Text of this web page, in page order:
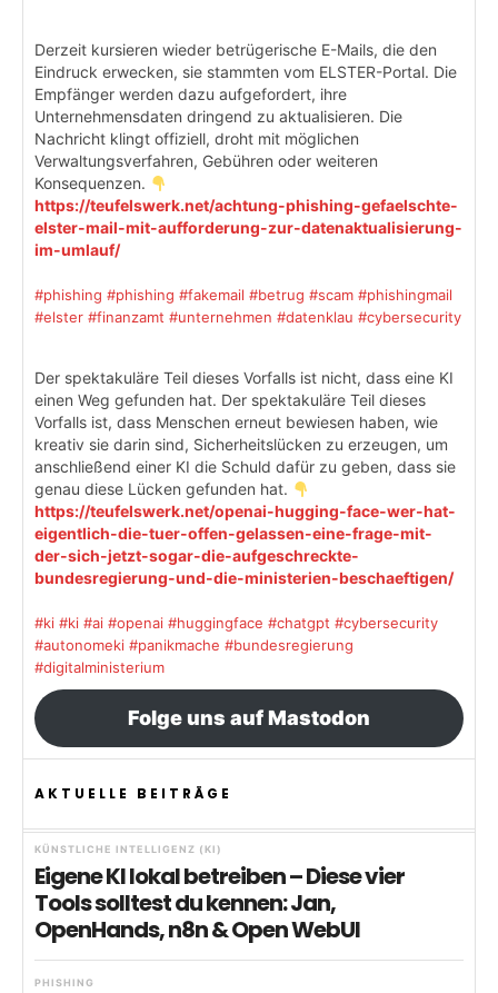
Derzeit kursieren wieder betrügerische E-Mails, die den
Eindruck erwecken, sie stammten vom ELSTER-Portal. Die
Empfänger werden dazu aufgefordert, ihre
Unternehmensdaten dringend zu aktualisieren. Die
Nachricht klingt offiziell, droht mit möglichen
Verwaltungsverfahren, Gebühren oder weiteren
Konsequenzen.
https://teufelswerk.net/achtung-phishing-gefaelschte-
elster-mail-mit-aufforderung-zur-datenaktualisierung-
im-umlauf/
#phishing #phishing #fakemail #betrug #scam #phishingmail
#elster #finanzamt #unternehmen #datenklau #cybersecurity
Der spektakuläre Teil dieses Vorfalls ist nicht, dass eine KI
einen Weg gefunden hat. Der spektakuläre Teil dieses
Vorfalls ist, dass Menschen erneut bewiesen haben, wie
kreativ sie darin sind, Sicherheitslücken zu erzeugen, um
anschließend einer KI die Schuld dafür zu geben, dass sie
genau diese Lücken gefunden hat.
https://teufelswerk.net/openai-hugging-face-wer-hat-
eigentlich-die-tuer-offen-gelassen-eine-frage-mit-
der-sich-jetzt-sogar-die-aufgeschreckte-
bundesregierung-und-die-ministerien-beschaeftigen/
#ki #ki #ai #openai #huggingface #chatgpt #cybersecurity
#autonomeki #panikmache #bundesregierung
#digitalministerium
Folge uns auf Mastodon
AKTUELLE BEITRÄGE
KÜNSTLICHE INTELLIGENZ (KI)
Eigene KI lokal betreiben – Diese vier
Tools solltest du kennen: Jan,
OpenHands, n8n & Open WebUI
PHISHING